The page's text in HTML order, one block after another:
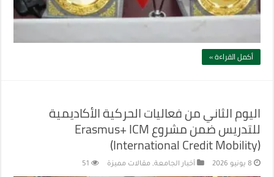
أكمل القراءة »
اليوم الثاني من فعاليات الحركية الأكاديمية
للتدريس ضمن مشروع Erasmus+ ICM
(International Credit Mobility)
8 يونيو 2026 أخبار الجامعة, مقالات مميزة 51